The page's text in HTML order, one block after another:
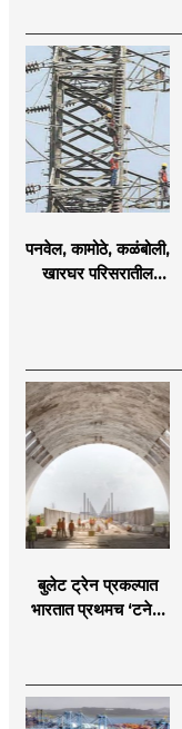
पनवेल, कामोठे, कळंबोली,
खारघर परिसरातील
उपाययोजना
बुलेट ट्रेन प्रकल्पात
भारतात प्रथमच ‘टनेल
आवाजावर
नियंत्रण;प्रवास अधिक